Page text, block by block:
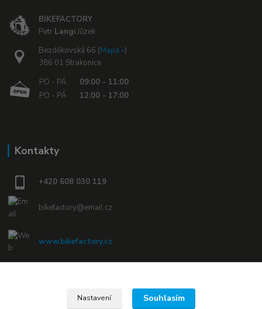
BIKEFACTORY
Petr LangiJůzek
Bezděkovská 66 (Mapa »)
386 01 Strakonice
PO - PÁ
09:00 - 11:00
PO - PÁ
12:00 - 17:00
Kontakty
+420 608 030 119
bikefactory@email.cz
www.bikefactory.cz
Nastavení Souhlasím